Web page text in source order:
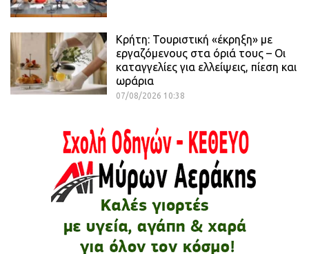
Κρήτη: Τουριστική «έκρηξη» με
εργαζόμενους στα όριά τους – Οι
καταγγελίες για ελλείψεις, πίεση και
ωράρια
07/08/2026 10:38